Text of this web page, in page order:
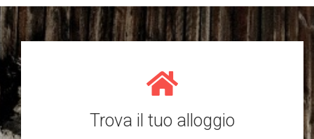
Trova il tuo alloggio